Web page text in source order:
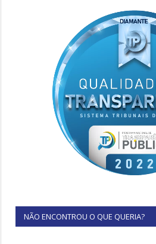
NÃO ENCONTROU O QUE QUERIA?